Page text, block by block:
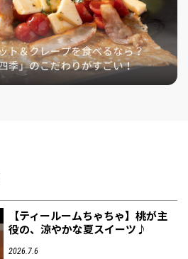
【ティールームちゃちゃ】桃が主
役の、涼やかな夏スイーツ♪
2026.7.6